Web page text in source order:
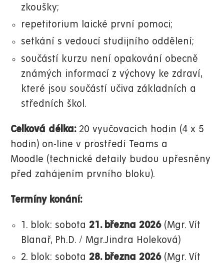
zkoušky;
repetitorium laické první pomoci;
setkání s vedoucí studijního oddělení;
součástí kurzu není opakování obecně
známých informací z výchovy ke zdraví,
které jsou součástí učiva základních a
středních škol.
Celková délka:20 vyučovacích hodin (4 x 5
hodin) on-line v prostředí Teams a
Moodle (technické detaily budou upřesněny
před zahájením prvního bloku).
Termíny konání:
1. blok: sobota 21. března 2026(Mgr. Vít
Blanař, Ph.D. / Mgr.Jindra Holeková)
2. blok: sobota 28. března 2026(Mgr. Vít